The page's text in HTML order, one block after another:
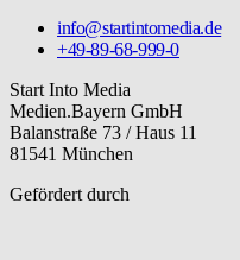
info@startintomedia.de
+49-89-68-999-0
Start Into Media
Medien.Bayern GmbH
Balanstraße 73 / Haus 11
81541 München
Gefördert durch